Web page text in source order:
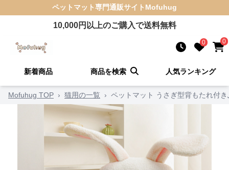
ペットマット専門通販サイト Mofuhug
10,000円以上のご購入で送料無料
0 0
新着商品 商品を検索 人気ランキング
Mofuhug TOP › 猫用の一覧 › ペットマット うさぎ型背もたれ付